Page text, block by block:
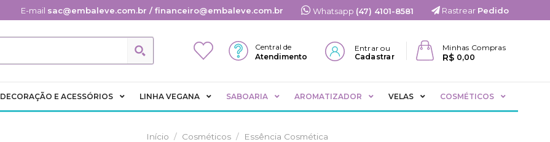
E-mail sac@embaleve.com.br / financeiro@embaleve.com.br Whatsapp (47) 4101-8581 Rastrear Pedido
Central de
Atendimento
Entrar ou
Cadastrar
Minhas Compras
R$ 0,00
DECORAÇÃO E ACESSÓRIOS LINHA VEGANA SABOARIA AROMATIZADOR VELAS COSMÉTICOS
Início / Cosméticos / Essência Cosmética